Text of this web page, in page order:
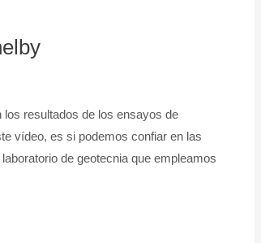
resultados de los ensayos de
vídeo, es si podemos confiar en las
de geotecnia que empleamos